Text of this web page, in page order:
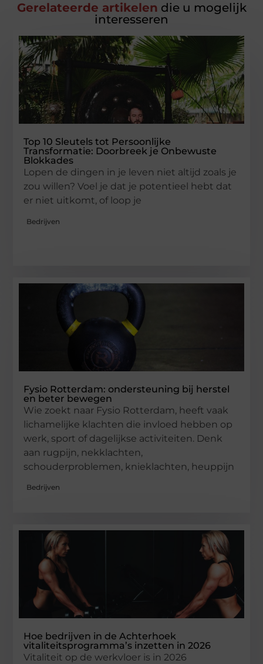
Gerelateerde artikelen die u mogelijk
interesseren
Top 10 Sleutels tot Persoonlijke
Transformatie: Doorbreek je Onbewuste
Blokkades
Lopen de dingen in je leven niet altijd zoals je
zou willen? Voel je dat je potentieel hebt dat
er niet uitkomt, of loop je
Bedrijven
Fysio Rotterdam: ondersteuning bij herstel
en beter bewegen
Wie zoekt naar Fysio Rotterdam, heeft vaak
lichamelijke klachten die invloed hebben op
werk, sport of dagelijkse activiteiten. Denk
aan rugpijn, nekklachten,
schouderproblemen, knieklachten, heuppijn
Bedrijven
Hoe bedrijven in de Achterhoek
vitaliteitsprogramma’s inzetten in 2026
Vitaliteit op de werkvloer is in 2026